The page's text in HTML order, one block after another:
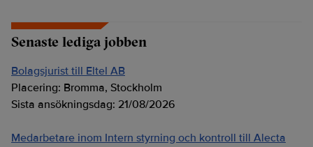
Senaste lediga jobben
Bolagsjurist till Eltel AB
Placering: Bromma, Stockholm
Sista ansökningsdag: 21/08/2026
Medarbetare inom Intern styrning och kontroll till Alecta